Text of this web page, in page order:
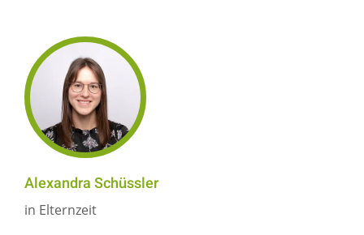
Alexandra Schüssler
in Elternzeit